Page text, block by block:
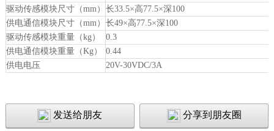
驱动传感模块尺寸（mm） 长33.5×高77.5×深100
供电通信模块尺寸（mm） 长49×高77.5×深100
驱动传感模块重量（kg）
0.3
供电通信模块重量（Kg）
0.44
供电电压
20V-30VDC/3A
发送给朋友 分享到朋友圈